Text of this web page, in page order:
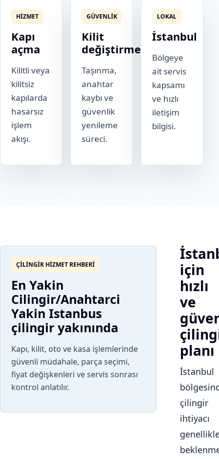
HIZMET
Kapı
açma
Kilitli veya
kilitsiz
kapılarda
hasarsız
işlem
akışı.
GÜVENLIK
Kilit
değiştirme
Taşınma,
anahtar
kaybı ve
güvenlik
yenileme
süreci.
LOKAL
İstanbul
Bölgeye
ait servis
kapsamı
ve hızlı
iletişim
bilgisi.
ÇILINGIR HIZMET REHBERI
En Yakin
Cilingir/Anahtarci
Yakin Istanbus
çilingir yakınında
Kapı, kilit, oto ve kasa işlemlerinde
güvenli müdahale, parça seçimi,
fiyat değişkenleri ve servis sonrası
kontrol anlatılır.
için
hızlı
ve
planı
İstanbul
çilingir
ihtiyacı